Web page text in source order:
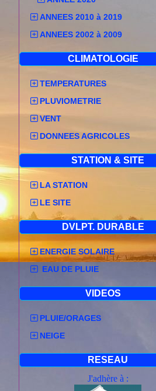
ANNEES 2010 à 2019
ANNEES 2002 à 2009
CLIMATOLOGIE
TEMPERATURES
PLUVIOMETRIE
VENT
DONNEES AGRICOLES
STATION & SITE
LA STATION
LE SITE
DVLPT. DURABLE
ENERGIE SOLAIRE
EAU DE PLUIE
VIDEOS
PLUIE/ORAGES
NEIGE
RESEAU
J'adhère à :